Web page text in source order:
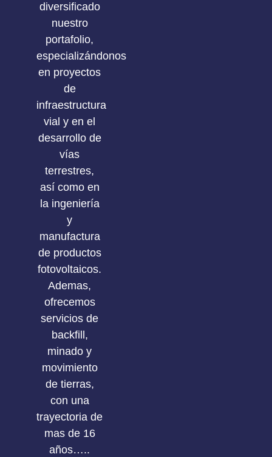
diversificado
nuestro
portafolio,
especializándonos
en proyectos
de
infraestructura
vial y en el
desarrollo de
vías
terrestres,
así como en
la ingeniería
y
manufactura
de productos
fotovoltaicos.
Ademas,
ofrecemos
servicios de
backfill,
minado y
movimiento
de tierras,
con una
trayectoria de
mas de 16
años…..